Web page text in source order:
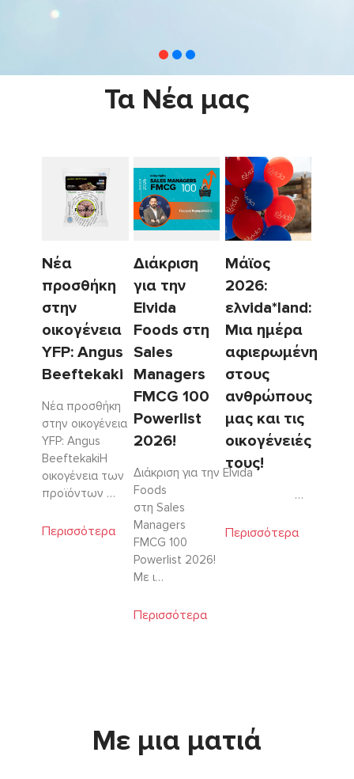
Τα Νέα μας
Νέα
προσθήκη
στην
οικογένεια
YFP: Angus
Beeftekaki
Νέα προσθήκη
στην οικογένεια
YFP: Angus
BeeftekakiΗ
οικογένεια των
προϊόντων …
Περισσότερα
Διάκριση
για την
Elvida
Foods στη
Sales
Managers
FMCG 100
Powerlist
2026!
Διάκριση για την Elvida
Foods
στη Sales
Managers
FMCG 100
Powerlist 2026!
Με ι…
Περισσότερα
Μάϊος
2026:
ελvida*land:
Μια ημέρα
αφιερωμένη
στους
ανθρώπους
μας και τις
οικογένειές
τους!
…
Περισσότερα
Με μια ματιά